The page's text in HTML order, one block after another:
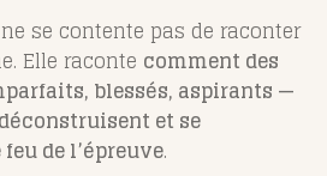
ne se contente pas de raconter
Elle raconte comment des
blessés, aspirants —
et se
de l’épreuve.